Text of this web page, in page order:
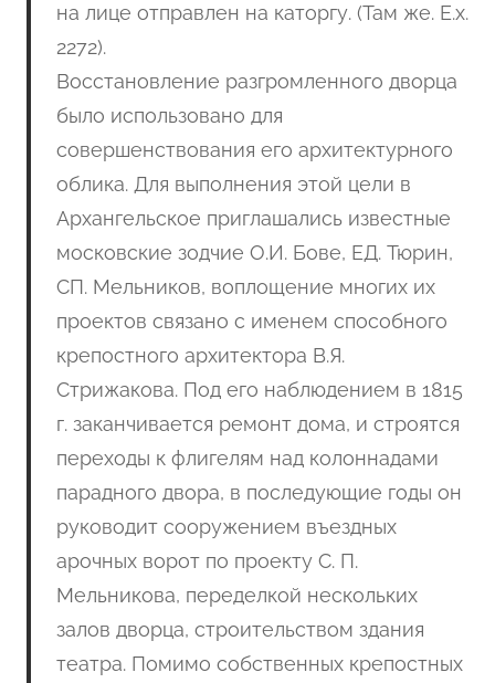
на лице отправлен на каторгу. (Там же. Е.х.
2272).
Восстановление разгромленного дворца
было использовано для
совершенствования его архитектурного
облика. Для выполнения этой цели в
Архангельское приглашались известные
московские зодчие О.И. Бове, ЕД. Тюрин,
СП. Мельников, воплощение многих их
проектов связано с именем способного
крепостного архитектора В.Я.
Стрижакова. Под его наблюдением в 1815
г. заканчивается ремонт дома, и строятся
переходы к флигелям над колоннадами
парадного двора, в последующие годы он
руководит сооружением въездных
арочных ворот по проекту С. П.
Мельникова, переделкой нескольких
залов дворца, строительством здания
театра. Помимо собственных крепостных